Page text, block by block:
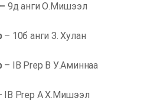
9д анги О.Мишээл
– 10б анги З. Хулан
– IB Prep B У.Аминнаа
IB Prep A Х.Мишээл